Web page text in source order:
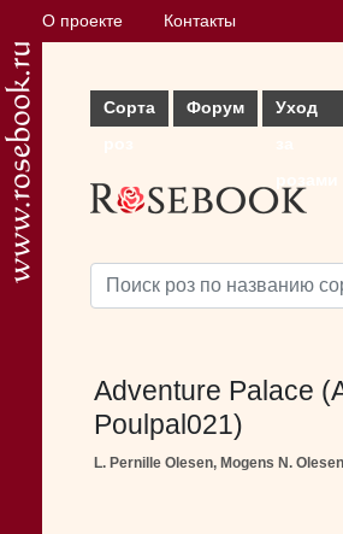
О проекте Контакты
Сорта
Форум
Уход
Adventure Palace
Poulpal021)
L. Pernille Olesen, Mogens N.